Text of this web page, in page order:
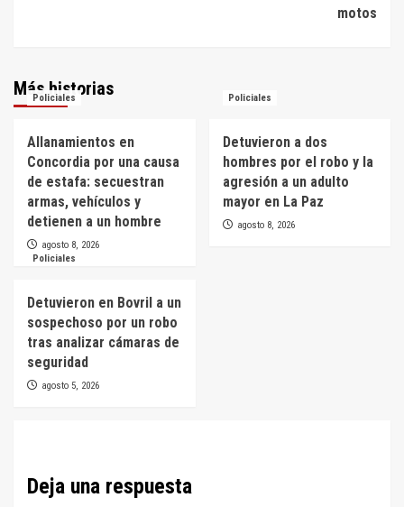
motos
Más historias
Policiales
Allanamientos en
Concordia por una causa
de estafa: secuestran
armas, vehículos y
detienen a un hombre
agosto 8, 2026
Policiales
Detuvieron a dos
hombres por el robo y la
agresión a un adulto
mayor en La Paz
agosto 8, 2026
Policiales
Detuvieron en Bovril a un
sospechoso por un robo
tras analizar cámaras de
seguridad
agosto 5, 2026
Deja una respuesta